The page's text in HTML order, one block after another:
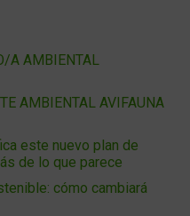
A AMBIENTAL
AMBIENTAL AVIFAUNA
este nuevo plan de
de lo que parece
cómo cambiará